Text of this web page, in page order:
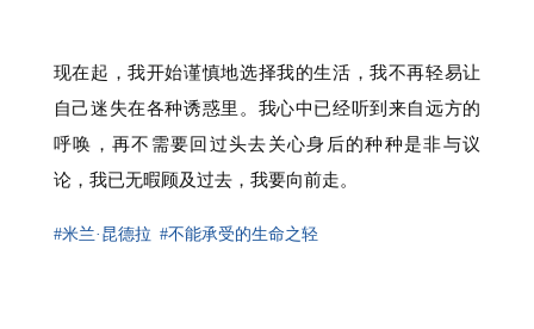
现在起，我开始谨慎地选择我的生活，我不再轻易让
自己迷失在各种诱惑里。我心中已经听到来自远方的
呼唤，再不需要回过头去关心身后的种种是非与议
论，我已无暇顾及过去，我要向前走。
#米兰·昆德拉 #不能承受的生命之轻